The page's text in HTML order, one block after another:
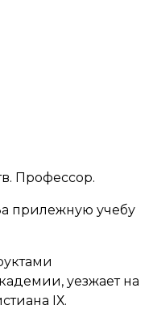
Профессор.
прилежную учебу
уезжает на
IХ.